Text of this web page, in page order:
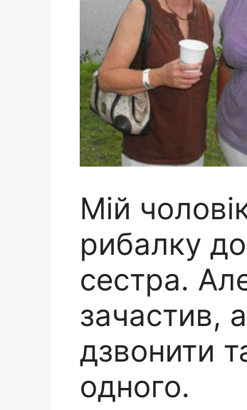
Мій
рибалку
сестра.
зачастив,
дзвонити
одного.